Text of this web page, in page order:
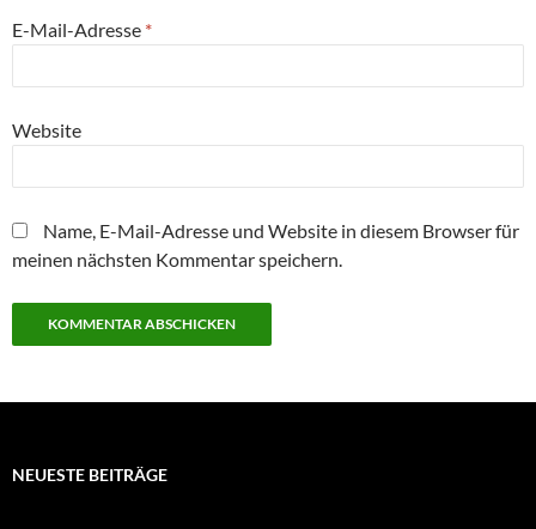
E-Mail-Adresse *
Website
Name, E-Mail-Adresse und Website in diesem Browser für
meinen nächsten Kommentar speichern.
NEUESTE BEITRÄGE